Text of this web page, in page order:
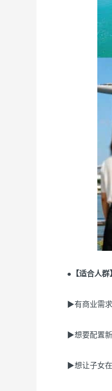
●【适合人群
▶有商业需求
▶想要配置新
▶想让子女在